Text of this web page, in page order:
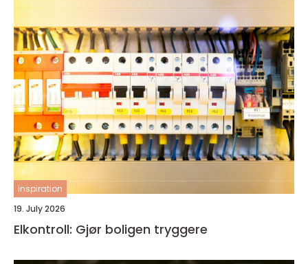
inspiration
19. July 2026
Elkontroll: Gjør boligen tryggere